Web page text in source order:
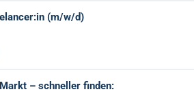
(m/w/d)
– schneller finden: